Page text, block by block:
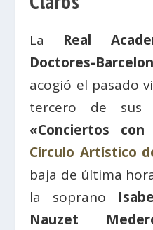
La Real
Doctores-
acogió el pasado
tercero de sus
«Conciertos con
Círculo Artístico
baja de última
la soprano
Nauzet